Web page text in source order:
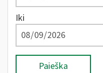
Iki
Paieška